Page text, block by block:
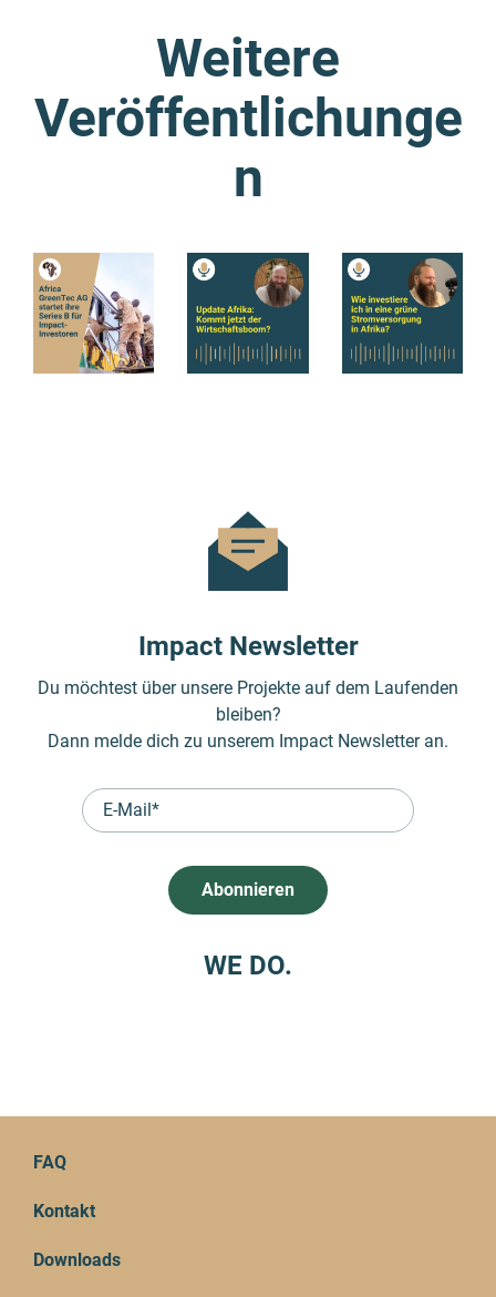
Weitere
Veröffentlichunge
n
Impact Newsletter
Du möchtest über unsere Projekte auf dem Laufenden
bleiben?
Dann melde dich zu unserem Impact Newsletter an.
WE DO.
FAQ
Kontakt
Downloads